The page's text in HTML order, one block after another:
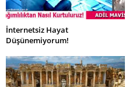
İnternetsiz Hayat
Düşünemiyorum!